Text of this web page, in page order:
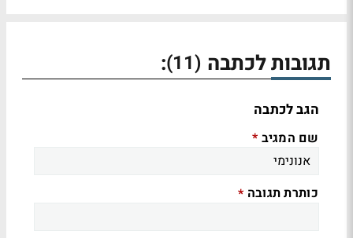
תגובות לכתבה (11)
:
הגב לכתבה
שם המגיב *
כותרת תגובה *